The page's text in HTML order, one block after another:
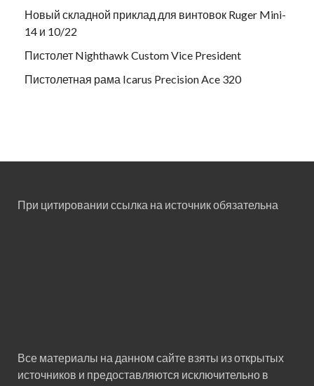
Новый складной приклад для винтовок Ruger Mini-
14 и 10/22
Пистолет Nighthawk Custom Vice President
Пистолетная рама Icarus Precision Ace 320
При цитировании ссылка на источник обязательна
Все материалы на данном сайте взяты из открытых
источников и предоставляются исключительно в